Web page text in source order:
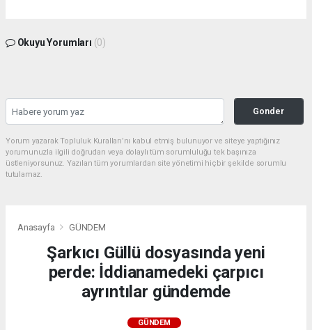
Okuyu Yorumları (0)
Gonder
Yorum yazarak Topluluk Kuralları’nı kabul etmiş bulunuyor ve siteye yaptığınız
yorumunuzla ilgili doğrudan veya dolaylı tüm sorumluluğu tek başınıza
üstleniyorsunuz. Yazılan tüm yorumlardan site yönetimi hiçbir şekilde sorumlu
tutulamaz.
Anasayfa GÜNDEM
Şarkıcı Güllü dosyasında yeni
perde: İddianamedeki çarpıcı
ayrıntılar gündemde
GÜNDEM